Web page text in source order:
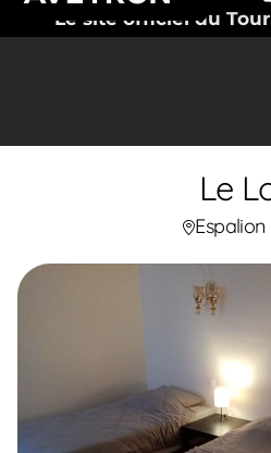
Le site officiel du
Le
Espalion